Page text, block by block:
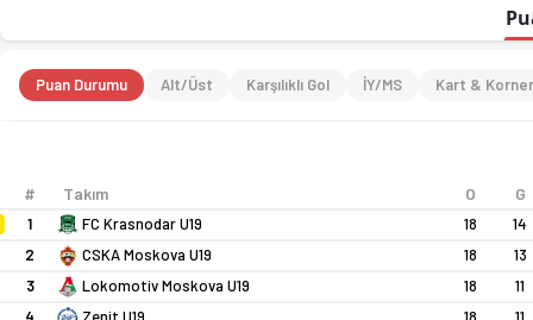
Puan Durumu Alt/Üst Karşılıklı Gol İY/MS Kart & Korner
# Takım O G
1 FC Krasnodar U19 18 14
2 CSKA Moskova U19 18 13
3 Lokomotiv Moskova U19 18 11
4 18 11